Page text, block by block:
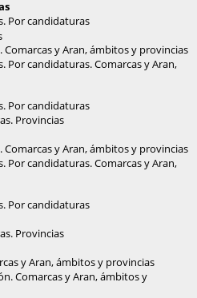
Por candidaturas
y Aran, ámbitos y provincias
Por candidaturas. Comarcas y Aran,
Por candidaturas
Provincias
y Aran, ámbitos y provincias
Por candidaturas. Comarcas y Aran,
Por candidaturas
Provincias
y Aran, ámbitos y provincias
Comarcas y Aran, ámbitos y